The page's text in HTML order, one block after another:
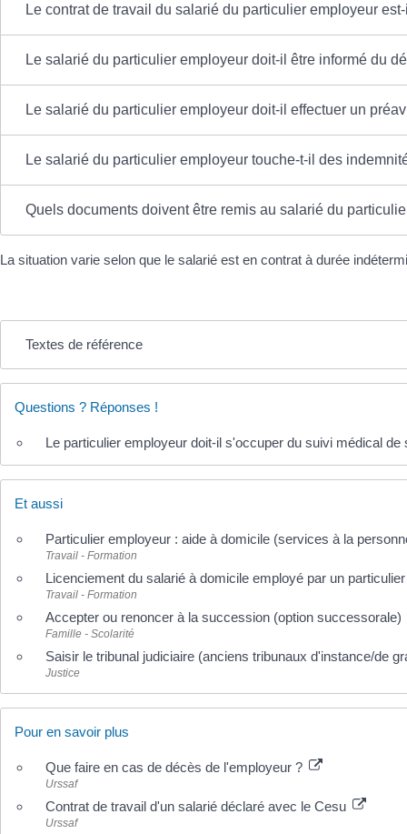
Le contrat de travail du salarié du particulier employeur
Le salarié du particulier employeur doit-il être informé du
Le salarié du particulier employeur doit-il effectuer un
Le salarié du particulier employeur touche-t-il des
Quels documents doivent être remis au salarié du
La situation varie selon que le salarié est en contrat à durée
Textes de référence
Questions ? Réponses !
Le particulier employeur doit-il s'occuper du suivi médical de
Et aussi
Particulier employeur : aide à domicile (services à la
Travail - Formation
Licenciement du salarié à domicile employé par un particulier
Travail - Formation
Accepter ou renoncer à la succession (option successorale)
Famille - Scolarité
Saisir le tribunal judiciaire (anciens tribunaux d'instance/de
Justice
Pour en savoir plus
Que faire en cas de décès de l'employeur ?
Urssaf
Contrat de travail d'un salarié déclaré avec le Cesu
Urssaf